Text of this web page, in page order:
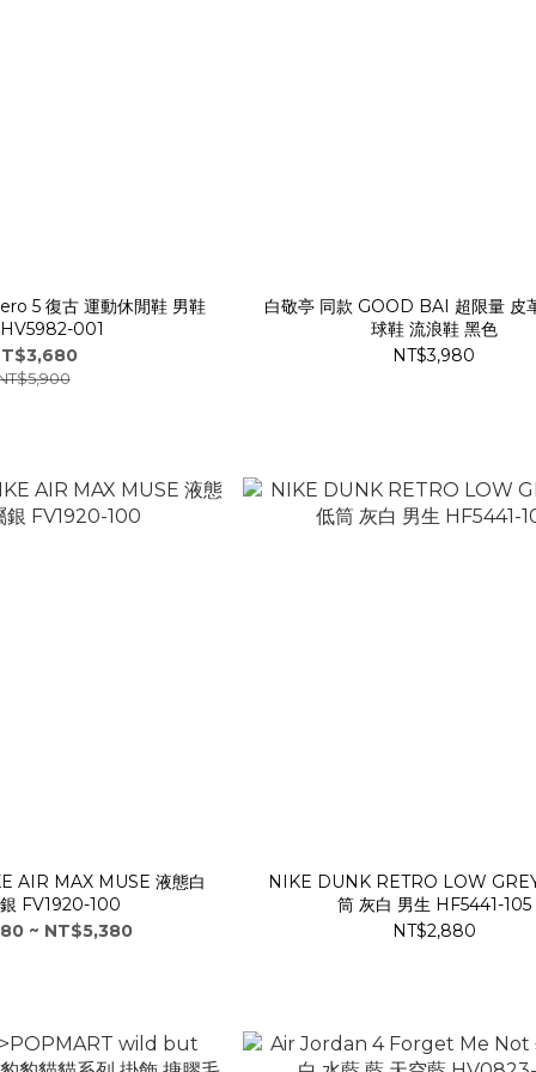
5 復古 運動休閒鞋 男鞋
001
白敬亭 同款 GOOD BAI 超限量 皮
球鞋 流浪鞋 黑色
NT$3,980
AIR MAX MUSE 液態白
FV1920-100
~ NT$5,380
NIKE DUNK RETRO LOW
筒 灰白 男生 HF5441-105
NT$2,880